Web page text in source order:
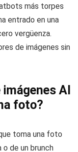
más torpes
entrado en una
vergüenza.
de imágenes sin
AI
foto?
toma una foto
de un brunch